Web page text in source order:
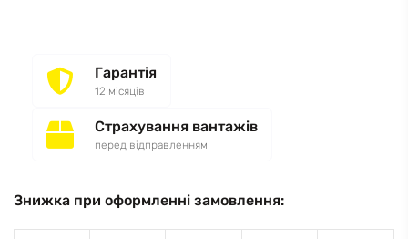
Гарантія
12 місяців
Страхування вантажів
перед відправленням
Знижка при оформленні замовлення: